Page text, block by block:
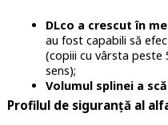
DLco a crescut în
au fost capabili să
(copiii cu vârsta peste
sens);
Volumul splinei a
Profilul de siguranță al